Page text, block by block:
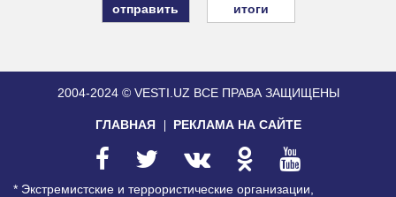
итоги
2004-2024 © VESTI.UZ ВСЕ ПРАВА ЗАЩИЩЕНЫ
ГЛАВНАЯ РЕКЛАМА НА САЙТЕ
* Экстремистские и террористические организации,